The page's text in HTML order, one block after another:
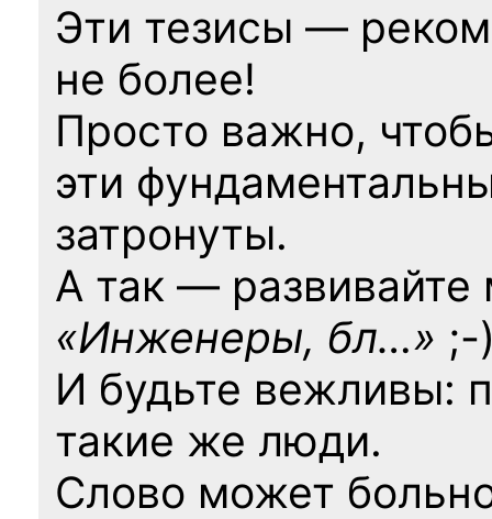
Эти тезисы —
не более!
Просто важно,
эти
затронуты.
А так — развивайте
«Инженеры, бл…» ;-
И будьте вежливы:
такие же люди.
Слово может